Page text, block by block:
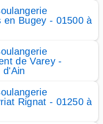
en Bugey - 01500 à
de Varey -
d'Ain
Rignat - 01250 à